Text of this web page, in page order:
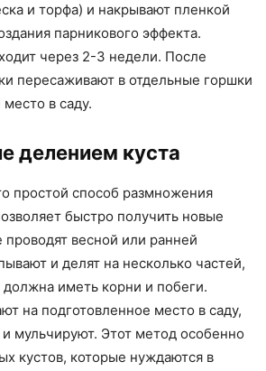
и торфа) и накрывают пленкой
парникового эффекта.
через 2-3 недели. После
пересаживают в отдельные горшки
в саду.
делением куста
простой способ размножения
быстро получить новые
весной или ранней
и делят на несколько частей,
должна иметь корни и побеги.
на подготовленное место в саду,
мульчируют. Этот метод особенно
кустов, которые нуждаются в